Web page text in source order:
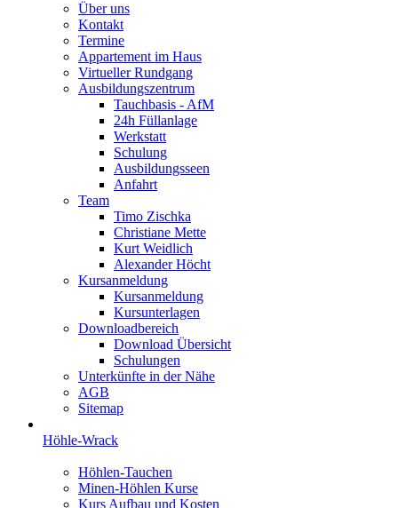
Über uns
Kontakt
Termine
Appartement im Haus
Virtueller Rundgang
Ausbildungszentrum
Tauchbasis - AfM
24h Füllanlage
Werkstatt
Schulung
Ausbildungsseen
Anfahrt
Team
Timo Zischka
Christiane Mette
Kurt Weidlich
Alexander Höcht
Kursanmeldung
Kursanmeldung
Kursunterlagen
Downloadbereich
Download Übersicht
Schulungen
Unterkünfte in der Nähe
AGB
Sitemap
Höhle-Wrack
Höhlen-Tauchen
Minen-Höhlen Kurse
Kurs Aufbau und Kosten